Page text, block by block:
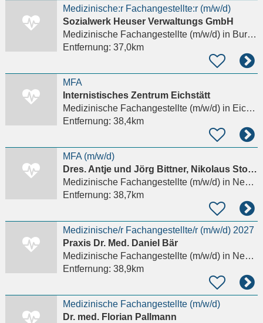
Medizinische:r Fachangestellte:r (m/w/d)
Sozialwerk Heuser Verwaltungs GmbH
Medizinische Fachangestellte (m/w/d)in Burglengenfeld
Entfernung: 37,0km
MFA
Internistisches Zentrum Eichstätt
Medizinische Fachangestellte (m/w/d)in Eichstätt
Entfernung: 38,4km
MFA (m/w/d)
Dres. Antje und Jörg Bittner, Nikolaus Stosiek Fachärzte für Dermatologie
Medizinische Fachangestellte (m/w/d)in Neumarkt in der Oberpfalz
Entfernung: 38,7km
Medizinische/r Fachangestellte/r (m/w/d) 2027
Praxis Dr. Med. Daniel Bär
Medizinische Fachangestellte (m/w/d)in Neumarkt in der Oberpfalz
Entfernung: 38,9km
Medizinische Fachangestellte (m/w/d)
Dr. med. Florian Pallmann